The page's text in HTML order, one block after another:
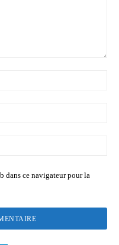
dans ce navigateur pour la